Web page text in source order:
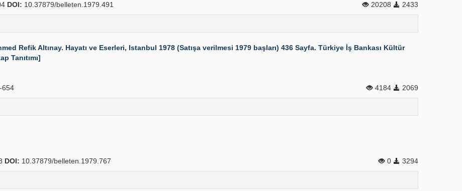
DOI: 10.37879/belleten.1979.491 20208 2433
Refik Altınay. Hayatı ve Eserleri, Istanbul 1978 (Satışa verilmesi 1979 başları) 436 Sayfa. Türkiye İş Bankası Kültür
Tanıtımı]
654 4184 2069
DOI: 10.37879/belleten.1979.767 0 3294